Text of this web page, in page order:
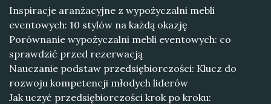
Inspiracje aranżacyjne z wypożyczalni mebli
eventowych: 10 stylów na każdą okazję
Porównanie wypożyczalni mebli eventowych: co
sprawdzić przed rezerwacją
Nauczanie podstaw przedsiębiorczości: Klucz do
rozwoju kompetencji młodych liderów
Jak uczyć przedsiębiorczości krok po kroku: